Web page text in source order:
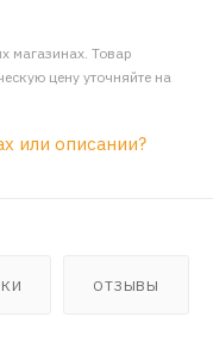
магазинах. Товар
цену уточняйте на
или описании?
ОТЗЫВЫ